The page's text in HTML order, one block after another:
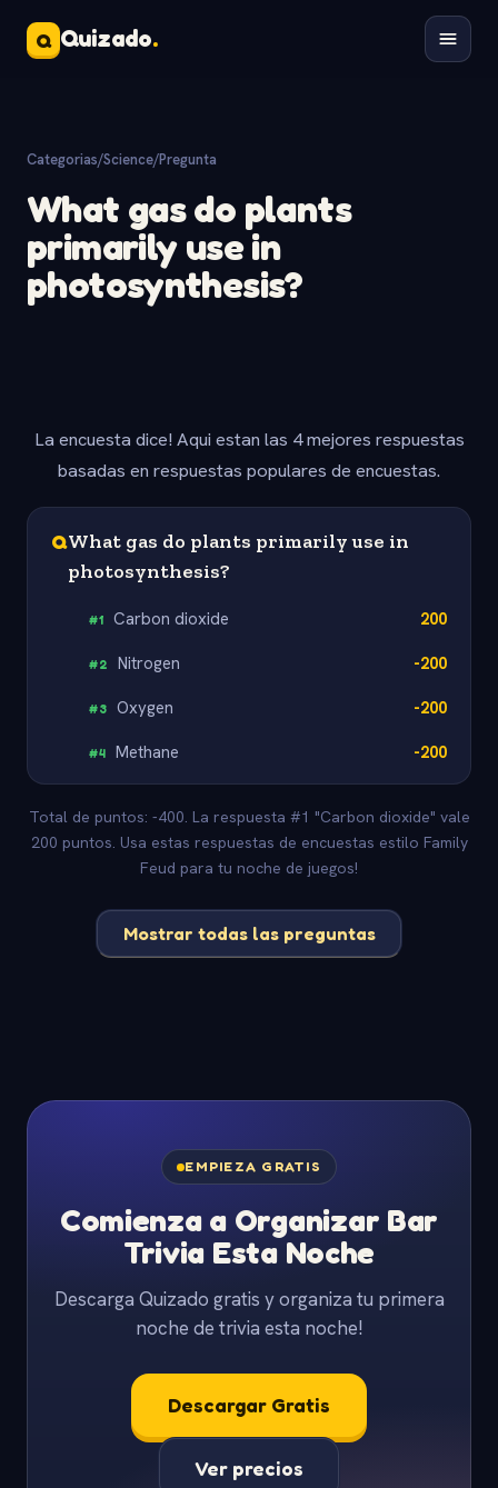
Q Quizado.
Categorias/Science/Pregunta
What gas do plants
primarily use in
photosynthesis?
La encuesta dice! Aqui estan las 4 mejores respuestas
basadas en respuestas populares de encuestas.
QWhat gas do plants primarily use in
photosynthesis?
#1 Carbon dioxide 200
#2 Nitrogen -200
#3 Oxygen -200
#4 Methane -200
Total de puntos: -400. La respuesta #1 "Carbon dioxide" vale
200 puntos. Usa estas respuestas de encuestas estilo Family
Feud para tu noche de juegos!
Mostrar todas las preguntas
EMPIEZA GRATIS
Comienza a Organizar Bar
Trivia Esta Noche
Descarga Quizado gratis y organiza tu primera
noche de trivia esta noche!
Descargar Gratis
Ver precios